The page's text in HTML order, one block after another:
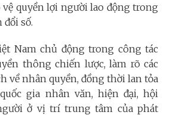
quyền lợi người lao động trong
đổi số.
Nam chủ động trong công tác
thông chiến lược, làm rõ các
về nhân quyền, đồng thời lan tỏa
gia nhân văn, hiện đại, hội
ở vị trí trung tâm của phát